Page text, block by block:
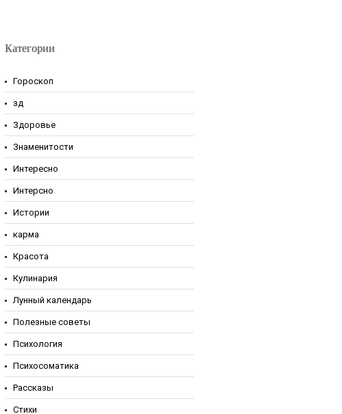
Категории
Гороскоп
зд
Здоровье
Знаменитости
Интересно
Интерсно
Истории
карма
Красота
Кулинария
Лунный календарь
Полезные советы
Психология
Психосоматика
Рассказы
Стихи